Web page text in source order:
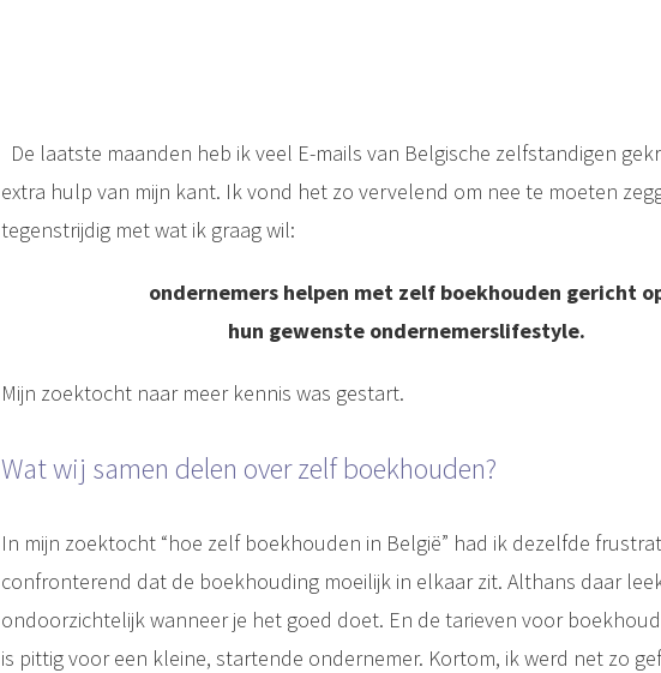
De laatste maanden heb ik veel E-mails van Belgische zelfstandigen
extra hulp van mijn kant. Ik vond het zo vervelend om nee te moeten
tegenstrijdig met wat ik graag wil:
ondernemers helpen met zelf boekhouden gericht
hun gewenste ondernemerslifestyle.
Mijn zoektocht naar meer kennis was gestart.
Wat wij samen delen over zelf boekhouden?
In mijn zoektocht “hoe zelf boekhouden in België” had ik dezelfde
confronterend dat de boekhouding moeilijk in elkaar zit. Althans daar
ondoorzichtelijk wanneer je het goed doet. En de tarieven voor
is pittig voor een kleine, startende ondernemer. Kortom, ik werd net zo